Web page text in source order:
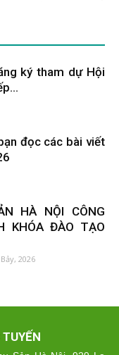
ký tham dự Hội
đọc các bài viết
HÀ NỘI CÔNG
KHÓA ĐÀO TẠO
2026